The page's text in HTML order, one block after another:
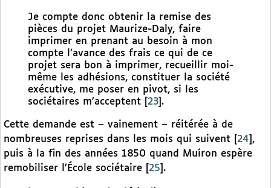
Je compte donc obtenir la remise des
pièces du projet Maurize-Daly, faire
imprimer en prenant au besoin à mon
compte l’avance des frais ce qui de ce
projet sera bon à imprimer, recueillir moi-
même les adhésions, constituer la société
exécutive, me poser en pivot, si les
sociétaires m’acceptent
23 .
Cette demande est – vainement – réitérée à de
nombreuses reprises dans les mois qui suivent
24 ,
puis à la fin des années 1850 quand Muiron espère
remobiliser l’École sociétaire
25 .